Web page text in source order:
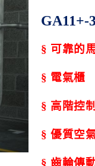
GA11+-
§ 可靠的
§ 電氣櫃
§ 高階控
§ 優質空
§ 齒輪傳